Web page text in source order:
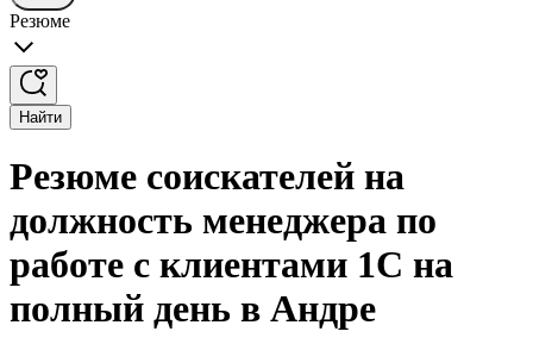
Резюме
Найти
Резюме соискателей на
должность менеджера по
работе с клиентами 1С на
полный день в Андре